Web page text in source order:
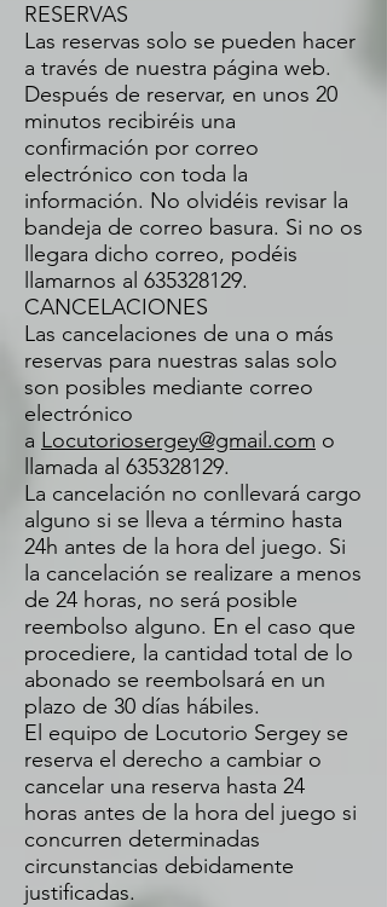
RESERVAS
Las reservas solo se pueden hacer
a través de nuestra página web.
Después de reservar, en unos 20
minutos recibiréis una
confirmación por correo
electrónico con toda la
información. No olvidéis revisar la
bandeja de correo basura. Si no os
llegara dicho correo, podéis
llamarnos al 635328129.
CANCELACIONES
Las cancelaciones de una o más
reservas para nuestras salas solo
son posibles mediante correo
electrónico
a Locutoriosergey@gmail.com o
llamada al 635328129.
La cancelación no conllevará cargo
alguno si se lleva a término hasta
24h antes de la hora del juego. Si
la cancelación se realizare a menos
de 24 horas, no será posible
reembolso alguno. En el caso que
procediere, la cantidad total de lo
abonado se reembolsará en un
plazo de 30 días hábiles.
El equipo de Locutorio Sergey se
reserva el derecho a cambiar o
cancelar una reserva hasta 24
horas antes de la hora del juego si
concurren determinadas
circunstancias debidamente
justificadas.